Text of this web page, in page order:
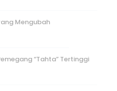
Mengubah
“Tahta” Tertinggi